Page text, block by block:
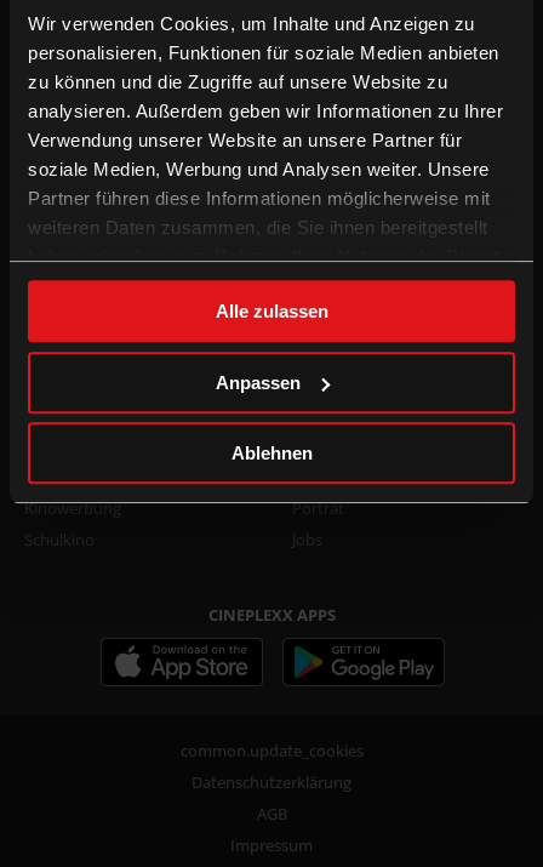
Wir verwenden Cookies, um Inhalte und Anzeigen zu
personalisieren, Funktionen für soziale Medien anbieten
zu können und die Zugriffe auf unsere Website zu
analysieren. Außerdem geben wir Informationen zu Ihrer
Verwendung unserer Website an unsere Partner für
soziale Medien, Werbung und Analysen weiter. Unsere
Partner führen diese Informationen möglicherweise mit
weiteren Daten zusammen, die Sie ihnen bereitgestellt
haben oder die sie im Rahmen Ihrer Nutzung der Dienste
gesammelt haben.
Alle zulassen
Anpassen
Ablehnen
Willst du keinen Film verpassen, registriere
dich beim Newsletter um am Laufenden zu
bleiben!
ANMELDEN
INFORMATION
Technologien
Gutschein-Info
DOT.magazine
FOLGE UNS
Facebook
Instagram
TikTok
WhatsApp
Kino mieten
Kinowerbung
Schulkino
Presse
Porträt
Jobs
CINEPLEXX APPS
common.update_cookies
Datenschutzerklärung
AGB
Impressum